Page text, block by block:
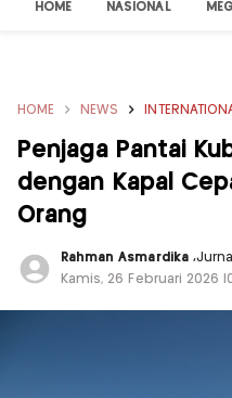
HOME NASIONAL
HOME NEWS
Penjaga Pantai
dengan Kapal
Orang
Rahman Asmardika ,
Kamis, 26 Februari 2026